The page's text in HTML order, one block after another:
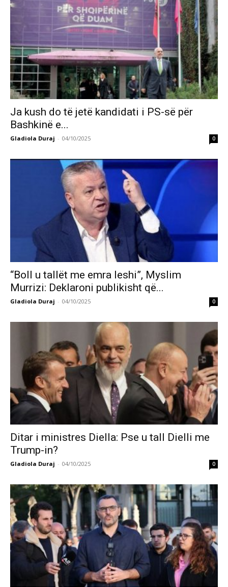
Ja kush do të jetë kandidati i PS-së për
Bashkinë e...
Gladiola Duraj - 04/10/2025 0
“Boll u tallët me emra leshi”, Myslim
Murrizi: Deklaroni publikisht që...
Gladiola Duraj - 04/10/2025 0
Ditar i ministres Diella: Pse u tall Dielli me
Trump-in?
Gladiola Duraj - 04/10/2025 0